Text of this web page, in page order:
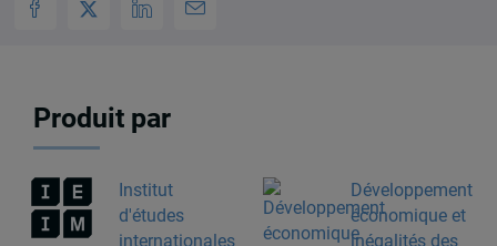
Produit par
Institut
d'études
internationales
Développement
économique et
inégalités des